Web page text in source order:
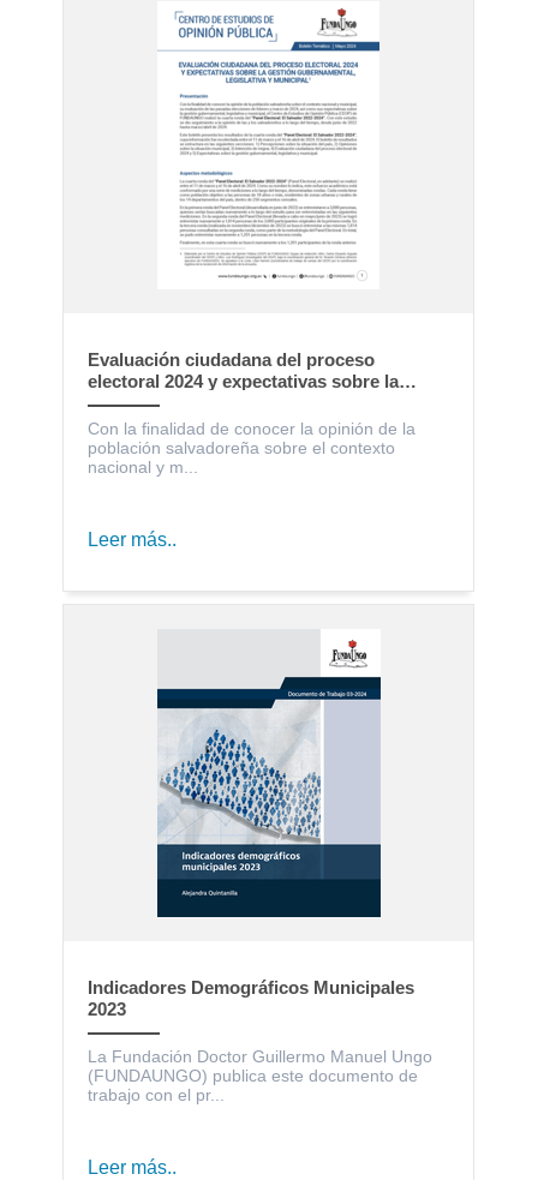
Evaluación ciudadana del proceso
electoral 2024 y expectativas sobre la
gestión gubernamental, legislativa y
municipal
Con la finalidad de conocer la opinión de la
población salvadoreña sobre el contexto
nacional y m...
Leer más..
Indicadores Demográficos Municipales
2023
La Fundación Doctor Guillermo Manuel Ungo
(FUNDAUNGO) publica este documento de
trabajo con el pr...
Leer más..